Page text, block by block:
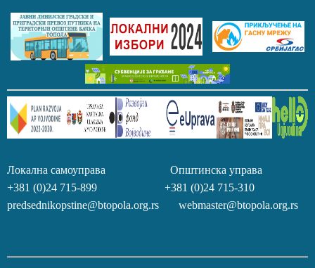
Локална самоуправа Општинска управа
+381 (0)24 715-899 +381 (0)24 715-310
predsednikopstine@btopola.org.rs webmaster@btopola.org.rs